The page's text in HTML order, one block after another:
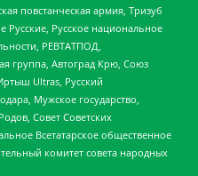
повстанческая армия, Тризуб
Русские, Русское национальное
РЕВТАТПОД,
группа, Автоград Крю, Союз
Ultras, Русский
Мужское государство,
Совет Советских
Всетатарское общественное
комитет совета народных